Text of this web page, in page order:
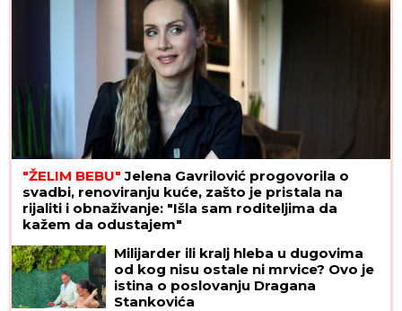
"ŽELIM BEBU" Jelena Gavrilović progovorila o
svadbi, renoviranju kuće, zašto je pristala na
rijaliti i obnaživanje: "Išla sam roditeljima da
kažem da odustajem"
Milijarder ili kralj hleba u dugovima
od kog nisu ostale ni mrvice? Ovo je
istina o poslovanju Dragana
Stankovića